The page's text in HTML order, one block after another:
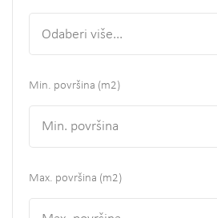
Odaberi više...
Min. površina (m2)
Max. površina (m2)